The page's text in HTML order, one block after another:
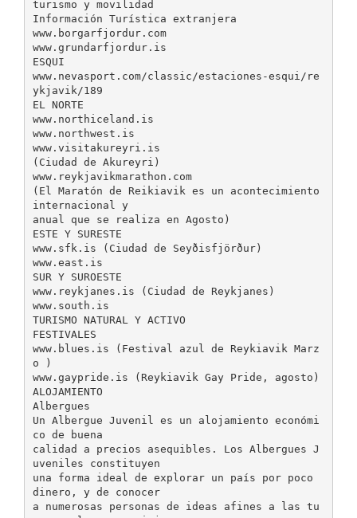
turismo y movilidad
Información Turística extranjera
www.borgarfjordur.com
www.grundarfjordur.is
ESQUI
www.nevasport.com/classic/estaciones-esqui/re
ykjavik/189
EL NORTE
www.northiceland.is
www.northwest.is
www.visitakureyri.is
(Ciudad de Akureyri)
www.reykjavikmarathon.com
(El Maratón de Reikiavik es un acontecimiento
internacional y
anual que se realiza en Agosto)
ESTE Y SURESTE
www.sfk.is (Ciudad de Seyðisfjörður)
www.east.is
SUR Y SUROESTE
www.reykjanes.is (Ciudad de Reykjanes)
www.south.is
TURISMO NATURAL Y ACTIVO
FESTIVALES
www.blues.is (Festival azul de Reykiavik Marz
o )
www.gaypride.is (Reykiavik Gay Pride, agosto)
ALOJAMIENTO
Albergues
Un Albergue Juvenil es un alojamiento económi
co de buena
calidad a precios asequibles. Los Albergues J
uveniles constituyen
una forma ideal de explorar un país por poco
dinero, y de conocer
a numerosas personas de ideas afines a las tu